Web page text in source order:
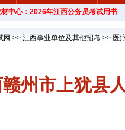
材中心
中心：2026年江西公务员考试用书
网 >> 江西事业单位及其他招考 >> 医
州市上犹县